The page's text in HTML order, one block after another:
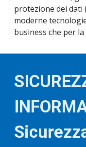
protezione dei dati
moderne
business che per